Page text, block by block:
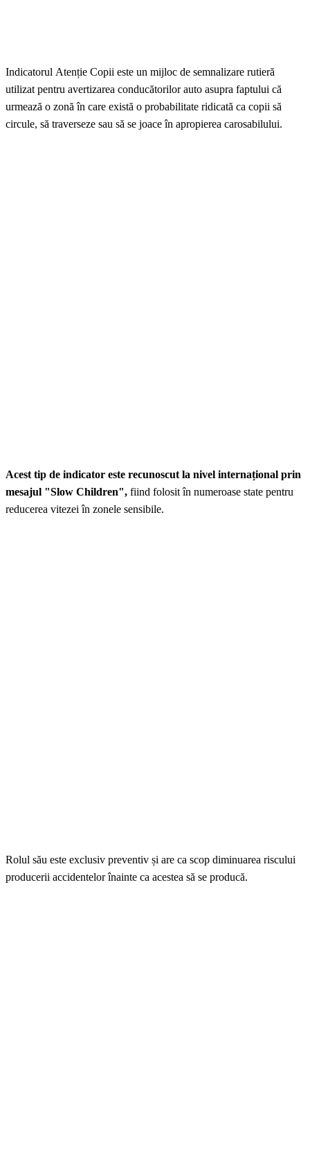
Indicatorul Atenție Copii este un mijloc de semnalizare rutieră
utilizat pentru avertizarea conducătorilor auto asupra faptului că
urmează o zonă în care există o probabilitate ridicată ca copii să
circule, să traverseze sau să se joace în apropierea carosabilului.
Acest tip de indicator este recunoscut la nivel internațional prin
mesajul "Slow Children", fiind folosit în numeroase state pentru
reducerea vitezei în zonele sensibile.
Rolul său este exclusiv preventiv și are ca scop diminuarea riscului
producerii accidentelor înainte ca acestea să se producă.